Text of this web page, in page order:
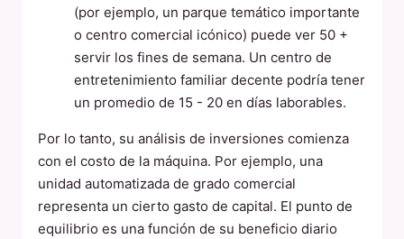
(por ejemplo, un parque temático importante
o centro comercial icónico) puede ver 50 +
servir los fines de semana. Un centro de
entretenimiento familiar decente podría tener
un promedio de 15 - 20 en días laborables.
Por lo tanto, su análisis de inversiones comienza
con el costo de la máquina. Por ejemplo, una
unidad automatizada de grado comercial
representa un cierto gasto de capital. El punto de
equilibrio es una función de su beneficio diario